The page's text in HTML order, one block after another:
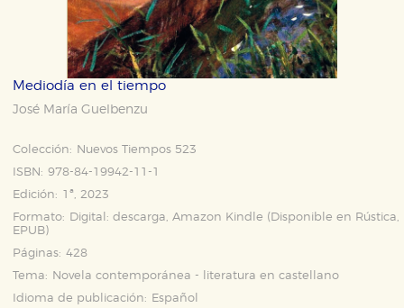
Mediodía en el tiempo
José María Guelbenzu
Colección:
Nuevos Tiempos 523
ISBN: 978-84-19942-11-1
Edición: 1ª, 2023
Formato:
Digital: descarga, Amazon Kindle (Disponible en Rústica,
EPUB)
Páginas: 428
Tema:
Novela contemporánea - literatura en castellano
Idioma de publicación:
Español